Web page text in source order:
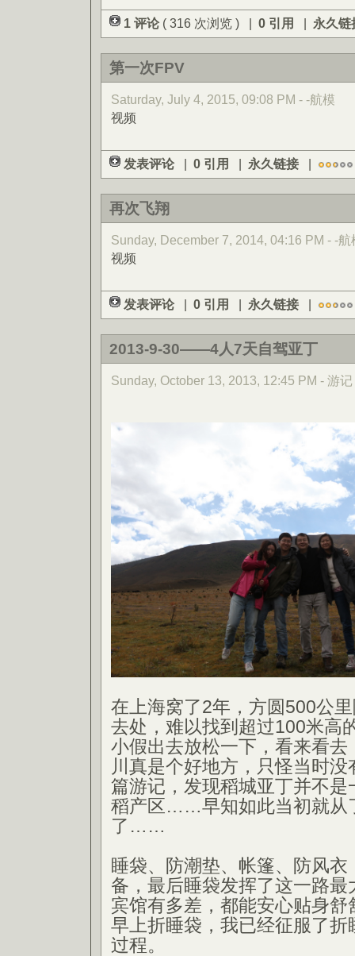
1 评论 ( 316 次浏览 ) | 0 引用 | 永久链
第一次FPV
Saturday, July 4, 2015, 09:08 PM - -航模
视频
发表评论 | 0 引用 | 永久链接 |
再次飞翔
Sunday, December 7, 2014, 04:16 PM - -航
视频
发表评论 | 0 引用 | 永久链接 |
2013-9-30——4人7天自驾亚丁
Sunday, October 13, 2013, 12:45 PM - 游记
在上海窝了2年，方圆500公
去处，难以找到超过100米高
小假出去放松一下，看来看
川真是个好地方，只怪当时
篇游记，发现稻城亚丁并不是
稻产区……早知如此当初就从
了……
睡袋、防潮垫、帐篷、防风衣
备，最后睡袋发挥了这一路
宾馆有多差，都能安心贴身
早上折睡袋，我已经征服了折
过程。